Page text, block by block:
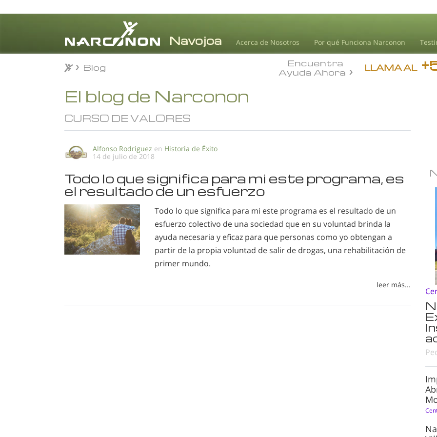
Acerca de Nosotros Por qué Funciona Narconon
LLAMA AL
Encuentra
Ayuda Ahora
Blog
El blog de Narconon
CURSO DE VALORES
Alfonso Rodriguez en Historia de Éxito
14 de julio de 2018
Todo lo que significa para mi este programa, es
el resultado de un esfuerzo
Todo lo que significa para mi este programa es el resultado de un
esfuerzo colectivo de una sociedad que en su voluntad brinda la
ayuda necesaria y eficaz para que personas como yo obtengan a
partir de la propia voluntad de salir de drogas, una rehabilitación de
primer mundo.
leer más...
Blog